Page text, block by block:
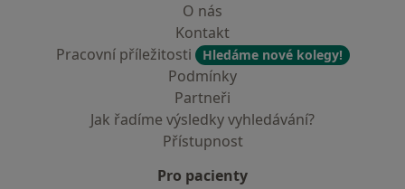
O nás
Kontakt
Pracovní příležitosti
Hledáme nové kolegy!
Podmínky
Partneři
Jak řadíme výsledky vyhledávání?
Přístupnost
Pro pacienty